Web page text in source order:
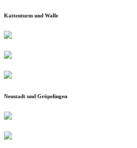
Kattenturm und Walle
Neustadt und Gröpelingen